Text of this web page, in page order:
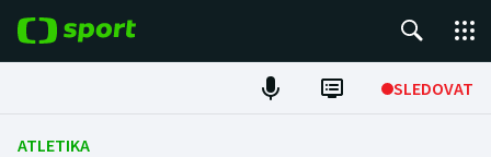
SLEDOVAT
Fotbal
ATLETIKA